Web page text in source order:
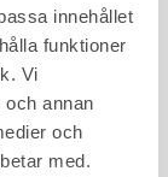
innehållet
funktioner
Vi
annan
och
med.